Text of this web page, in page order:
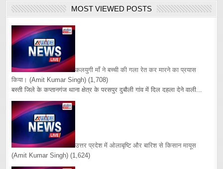
MOST VIEWED POSTS
कलयुगी माँ ने बच्ची की गला रेत कर मारने का प्रयास
किया। (Amit Kumar Singh) (1,708)
बस्ती जिले के कप्तानगंज थाना क्षेत्र के परसपुर दुबौली गांव में दिल दहला देने वाली...
उत्तर प्रदेश में ओलाबृष्टि और बारिश से किसान मायूस
(Amit Kumar Singh) (1,624)